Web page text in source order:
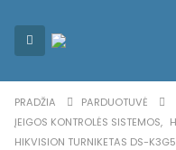
PRADŽIA
PARDUOTUVĖ
ĮEIGOS KONTROLĖS SISTEMOS,
HIKVISION TURNIKETAS DS-